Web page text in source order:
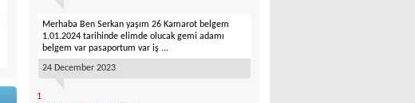
Merhaba Ben Serkan yaşım 26 Kamarot belgem
1.01.2024 tarihinde elimde olucak gemi adamı
belgem var pasaportum var iş ...
24 December 2023
1